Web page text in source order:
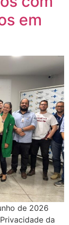
em
de 2026
da